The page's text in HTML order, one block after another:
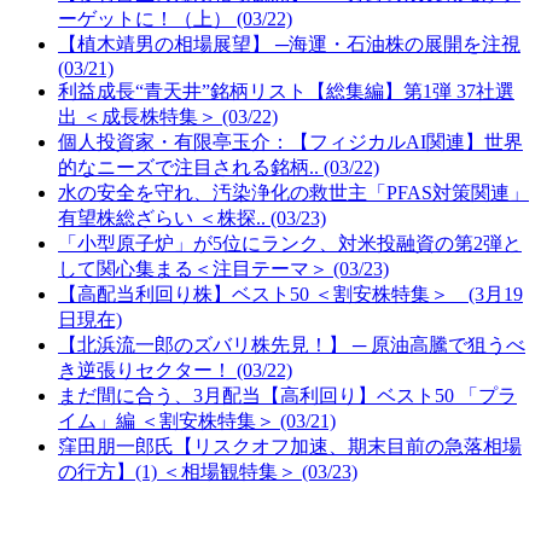
ーゲットに！（上） (03/22)
【植木靖男の相場展望】 ─海運・石油株の展開を注視
(03/21)
利益成長“青天井”銘柄リスト【総集編】第1弾 37社選
出 ＜成長株特集＞ (03/22)
個人投資家・有限亭玉介：【フィジカルAI関連】世界
的なニーズで注目される銘柄.. (03/22)
水の安全を守れ、汚染浄化の救世主「PFAS対策関連」
有望株総ざらい ＜株探.. (03/23)
「小型原子炉」が5位にランク、対米投融資の第2弾と
して関心集まる＜注目テーマ＞ (03/23)
【高配当利回り株】ベスト50 ＜割安株特集＞ (3月19
日現在)
【北浜流一郎のズバリ株先見！】 ─ 原油高騰で狙うべ
き逆張りセクター！ (03/22)
まだ間に合う、3月配当【高利回り】ベスト50 「プラ
イム」編 ＜割安株特集＞ (03/21)
窪田朋一郎氏【リスクオフ加速、期末目前の急落相場
の行方】(1) ＜相場観特集＞ (03/23)